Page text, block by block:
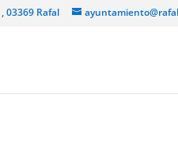
03369 Rafal